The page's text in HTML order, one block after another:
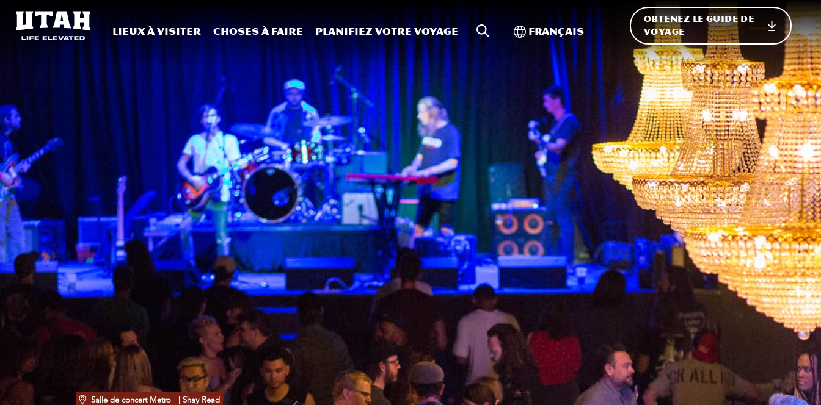
Lieux à visiter Choses à faire Planifiez votre voyage Recherche sur le site
Basculer vers l'international
Français
OBTENEZ LE GUIDE DE
VOYAGE
Salle de concert Metro | Shay Read